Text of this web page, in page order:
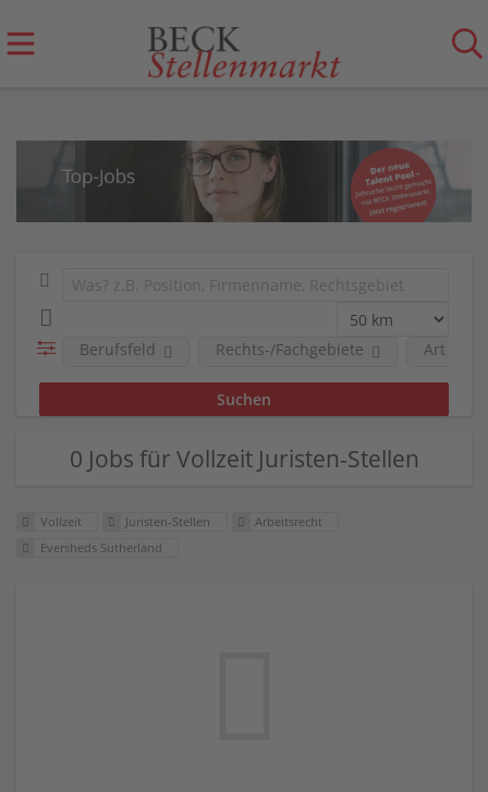
Berufsfeld Rechts-/Fachgebiete Art der
0 Jobs für Vollzeit Juristen-Stellen
Vollzeit Juristen-Stellen
Arbeitsrecht
Eversheds Sutherland